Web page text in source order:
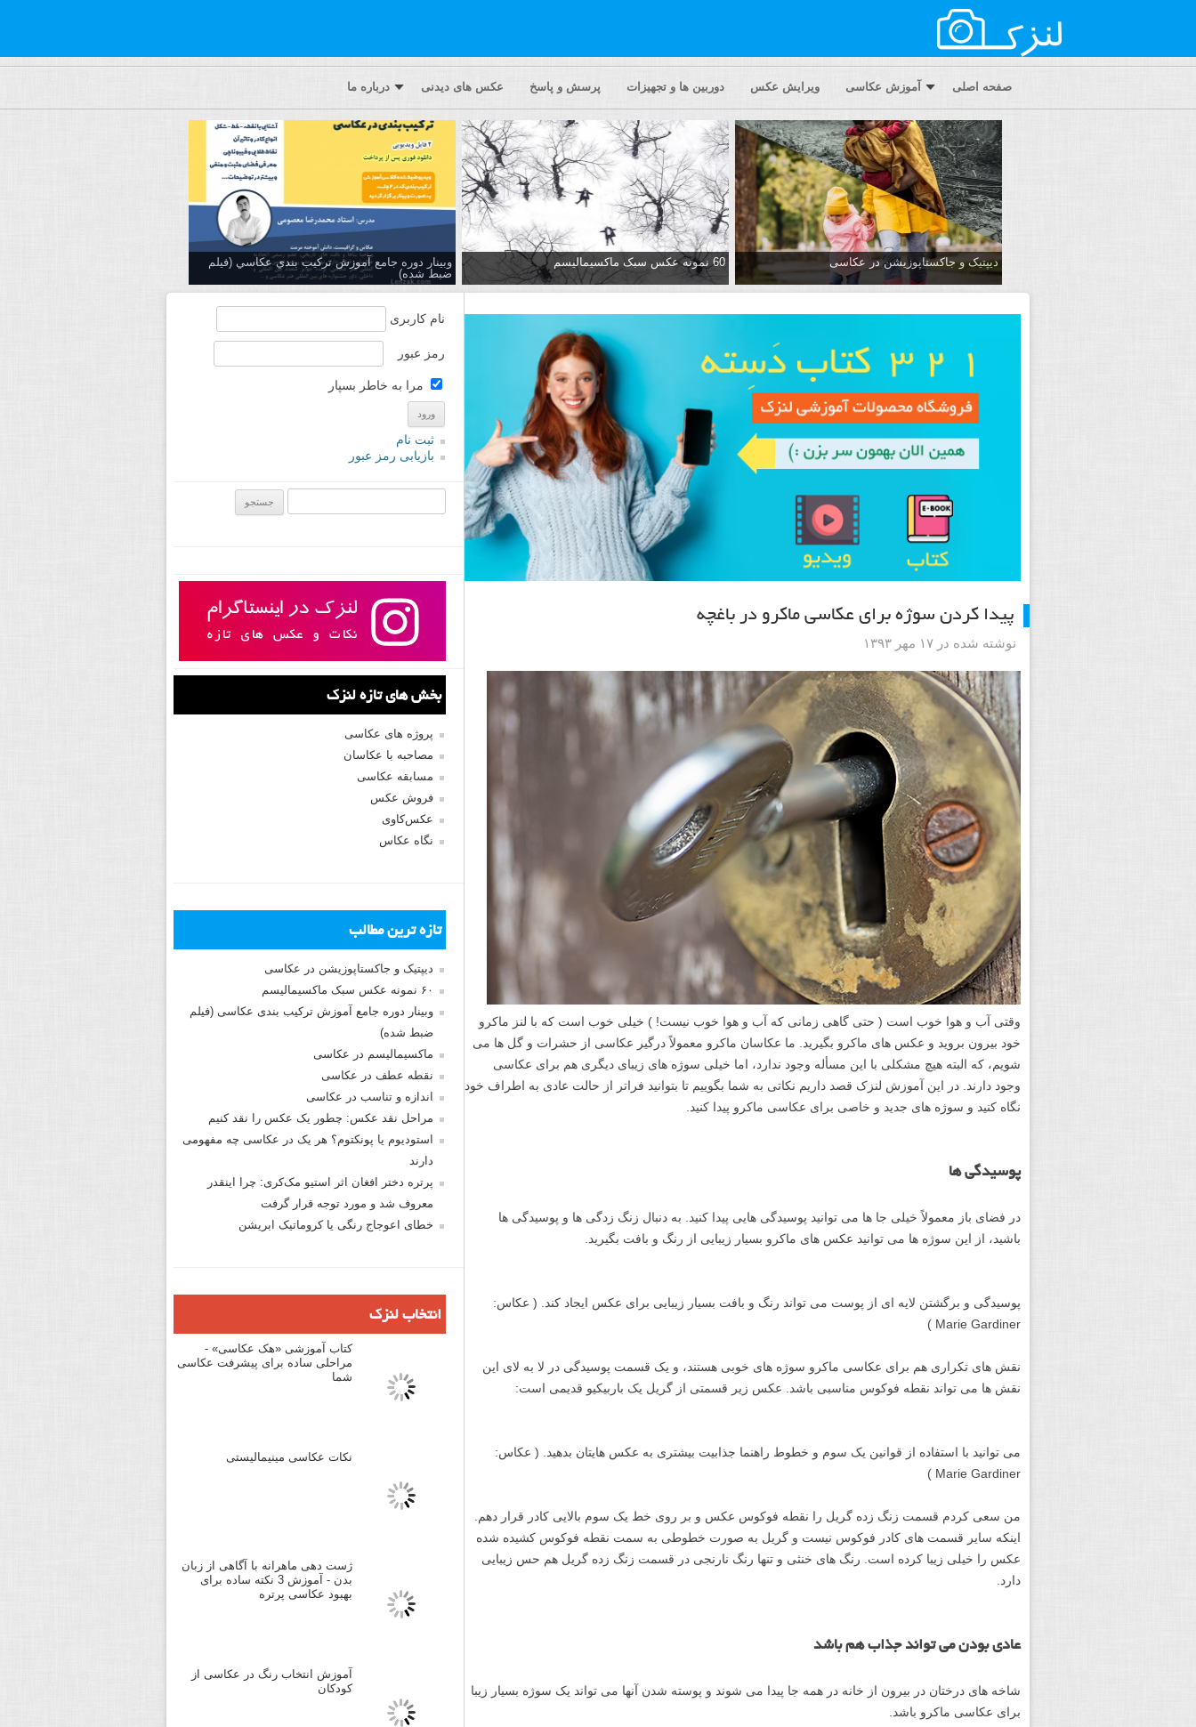
صفحه اصلی آموزش عکاسی ویرایش عکس دوربین ها و تجهیزات پرسش و پاسخ عکس های دیدنی درباره ما
دیپتیک و جاکستا‌پوزیشن در عکاسی 60 نمونه عکس سبک ماکسیمالیسم
وبینار دوره جامع آموزش تركيب بندي عكاسي (فیلم
ضبط شده)
پیدا کردن سوژه برای عکاسی ماکرو در باغچه
نوشته شده در ۱۷ مهر ۱۳۹۳
وقتی آب و هوا خوب است ( حتی گاهی زمانی که آب و هوا خوب نیست! ) خیلی خوب است که با لنز ماکرو
خود بیرون بروید و عکس های ماکرو بگیرید. ما عکاسان ماکرو معمولاً درگیر عکاسی از حشرات و گل ها می
شویم، که البته هیچ مشکلی با این مسأله وجود ندارد، اما خیلی سوژه های زیبای دیگری هم برای عکاسی
وجود دارند. در این آموزش لنزک قصد داریم نکاتی به شما بگوییم تا بتوانید فراتر از حالت عادی به اطراف خود
نگاه کنید و سوژه های جدید و خاصی برای عکاسی ماکرو پیدا کنید.
پوسیدگی ها
در فضای باز معمولاً خیلی جا ها می توانید پوسیدگی هایی پیدا کنید. به دنبال زنگ زدگی ها و پوسیدگی ها
باشید، از این سوژه ها می توانید عکس های ماکرو بسیار زیبایی از رنگ و بافت بگیرید.
پوسیدگی و برگشتن لایه ای از پوست می تواند رنگ و بافت بسیار زیبایی برای عکس ایجاد کند. ( عکاس:
Marie Gardiner )
نقش های تکراری هم برای عکاسی ماکرو سوژه های خوبی هستند، و یک قسمت پوسیدگی در لا به لای این
نقش ها می تواند نقطه فوکوس مناسبی باشد. عکس زیر قسمتی از گریل یک باربیکیو قدیمی است:
می توانید با استفاده از قوانین یک سوم و خطوط راهنما جذابیت بیشتری به عکس هایتان بدهید. ( عکاس:
Marie Gardiner )
من سعی کردم قسمت زنگ زده گریل را نقطه فوکوس عکس و بر روی خط یک سوم بالایی کادر قرار دهم.
اینکه سایر قسمت های کادر فوکوس نیست و گریل به صورت خطوطی به سمت نقطه فوکوس کشیده شده
عکس را خیلی زیبا کرده است. رنگ های خنثی و تنها رنگ نارنجی در قسمت زنگ زده گریل هم حس زیبایی
دارد.
عادی بودن می تواند جذاب هم باشد
شاخه های درختان در بیرون از خانه در همه جا پیدا می شوند و پوسته شدن آنها می تواند یک سوژه بسیار زیبا
برای عکاسی ماکرو باشد.
نام کاربری
رمز عبور
مرا به خاطر بسپار
ثبت نام
بازیابی رمز عبور
بخش های تازه لنزک
پروژه های عکاسی
مصاحبه با عکاسان
مسابقه عکاسی
فروش عکس
عکس‌کاوی
نگاه عکاس
تازه ترین مطالب
دیپتیک و جاکستا‌پوزیشن در عکاسی
۶۰ نمونه عکس سبک ماکسیمالیسم
وبینار دوره جامع آموزش ترکیب بندی عکاسی (فیلم
ضبط شده)
ماکسیمالیسم در عکاسی
نقطه عطف در عکاسی
اندازه و تناسب در عکاسی
مراحل نقد عکس: چطور یک عکس را نقد کنیم
استودیوم یا پونکتوم؟ هر یک در عکاسی چه مفهومی
دارند
پرتره دختر افغان اثر استیو مک‌کری: چرا اینقدر
معروف شد و مورد توجه قرار گرفت
خطای اعوجاج رنگی یا کروماتیک ابریشن
انتخاب لنزک
کتاب آموزشی «هک عکاسی» -
مراحلی ساده برای پیشرفت عکاسی
شما
نکات عکاسی مینیمالیستی
ژست دهی ماهرانه با آگاهی از زبان
بدن - آموزش 3 نکته ساده برای
بهبود عکاسی پرتره
آموزش انتخاب رنگ در عکاسی از
کودکان